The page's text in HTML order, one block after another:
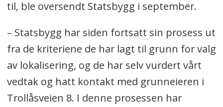
til, ble oversendt Statsbygg i september.
– Statsbygg har siden fortsatt sin prosess ut
fra de kriteriene de har lagt til grunn for valg
av lokalisering, og de har selv vurdert vårt
vedtak og hatt kontakt med grunneieren i
Trollåsveien 8. I denne prosessen har